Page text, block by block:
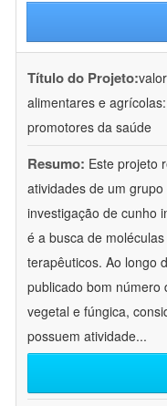
Título do Projeto:
alimentares e
promotores da saúde
Resumo: Este projeto
atividades de um
investigação de cunho
é a busca de
terapêuticos. Ao longo
publicado bom número
vegetal e fúngica,
possuem atividade...